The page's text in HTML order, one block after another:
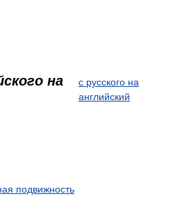
на
с русского на
английский
подвижность